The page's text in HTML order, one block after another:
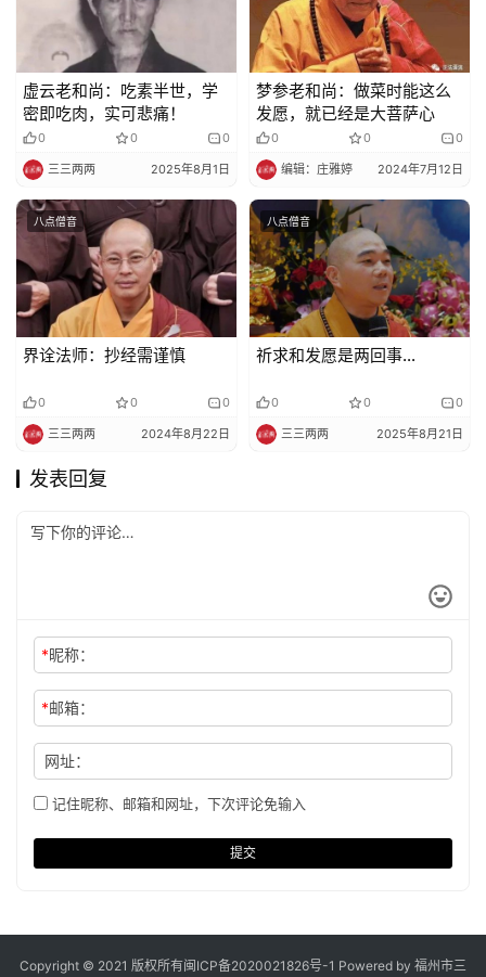
虚云老和尚：吃素半世，学
密即吃肉，实可悲痛！
0 0 0
三三两两 2025年8月1日
梦参老和尚：做菜时能这么
发愿，就已经是大菩萨心
0 0 0
编辑：庄雅婷 2024年7月12日
八点僧音
界诠法师：抄经需谨慎
0 0 0
三三两两 2024年8月22日
八点僧音
祈求和发愿是两回事…
0 0 0
三三两两 2025年8月21日
发表回复
*昵称：
*邮箱：
网址：
记住昵称、邮箱和网址，下次评论免输入
提交
Copyright © 2021 版权所有闽ICP备2020021826号-1 Powered by 福州市三